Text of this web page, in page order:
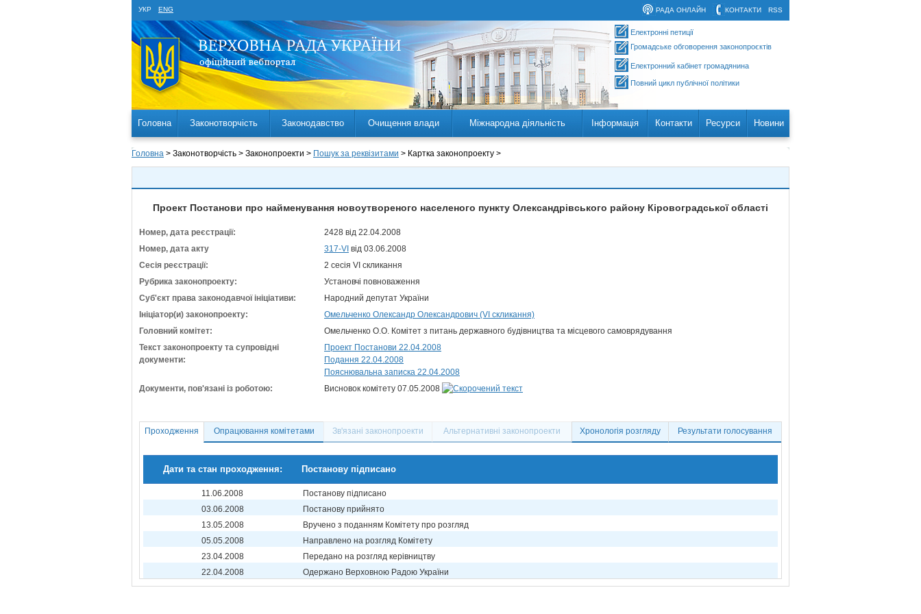
УКР ENG RSS
КОНТАКТИ
РАДА ОНЛАЙН
Електронні петиції
Громадське обговорення законопроєктів
Електронний кабінет громадянина
Повний цикл публічної політики
Головна Законотворчість Законодавство Очищення влади Міжнародна діяльність Інформація Контакти Ресурси Новини
Головна > Законотворчість > Законопроекти > Пошук за реквізитами > Картка законопроекту >
Проект Постанови про найменування новоутвореного населеного пункту Олександрівського району Кіровоградської області
Номер, дата реєстрації:
2428 від 22.04.2008
Номер, дата акту
317-VI від 03.06.2008
Сесія реєстрації:
2 сесія VI скликання
Рубрика законопроекту:
Установчі повноваження
Суб'єкт права законодавчої ініціативи:
Народний депутат України
Ініціатор(и) законопроекту:
Омельченко Олександр Олександрович (VI скликання)
Головний комітет:
Омельченко О.О. Комітет з питань державного будівництва та місцевого самоврядування
Текст законопроекту та супровідні
документи:
Проект Постанови 22.04.2008
Подання 22.04.2008
Пояснювальна записка 22.04.2008
Документи, пов'язані із роботою:
Висновок комітету 07.05.2008
Проходження Опрацювання комітетами Зв'язані законопроекти Альтернативні законопроекти Хронологія розгляду Результати голосування
Дати та стан проходження: Постанову підписано
11.06.2008
Постанову підписано
03.06.2008
Постанову прийнято
13.05.2008
Вручено з поданням Комітету про розгляд
05.05.2008
Направлено на розгляд Комітету
23.04.2008
Передано на розгляд керівництву
22.04.2008
Одержано Верховною Радою України